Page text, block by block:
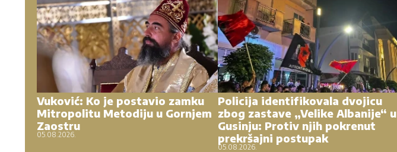
Vuković: Ko je postavio zamku
Mitropolitu Metodiju u Gornjem
Zaostru
05.08.2026.
Policija identifikovala dvojicu
zbog zastave „Velike Albanije“ u
Gusinju: Protiv njih pokrenut
prekršajni postupak
05.08.2026.